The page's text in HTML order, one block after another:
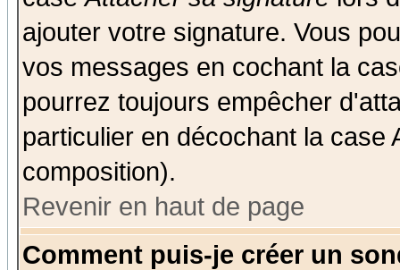
ajouter votre signature. Vous
vos messages en cochant la
pourrez toujours empêcher
particulier en décochant la case
composition).
Revenir en haut de page
Comment puis-je créer un